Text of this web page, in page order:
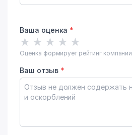
Ваша оценка *
★ ★ ★ ★ ★
Оценка формирует рейтинг компании
Ваш отзыв *